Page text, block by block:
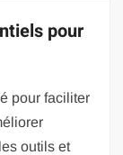
pour
pour faciliter
outils et